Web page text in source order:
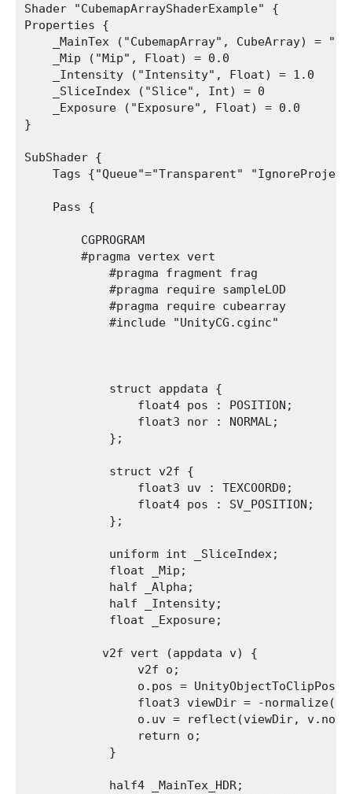
Shader "CubemapArrayShaderExample" {
Properties {
_MainTex ("CubemapArray", CubeArray) = ""
    _Mip ("Mip", Float) = 0.0
    _Intensity ("Intensity", Float) = 1.0
    _SliceIndex ("Slice", Int) = 0
    _Exposure ("Exposure", Float) = 0.0
}
SubShader {
Tags {"Queue"="Transparent"
    Pass {
        CGPROGRAM
        #pragma vertex vert
            #pragma fragment frag
            #pragma require sampleLOD
            #pragma require cubearray
            #include "UnityCG.cginc"
            struct appdata {
                float4 pos : POSITION;
                float3 nor : NORMAL;
            };
            struct v2f {
                float3 uv : TEXCOORD0;
                float4 pos : SV_POSITION;
            };
            uniform int _SliceIndex;
            float _Mip;
            half _Alpha;
            half _Intensity;
            float _Exposure;
           v2f vert (appdata v) {
                v2f o;
o.pos =
float3 viewDir = -
o.uv = reflect(viewDir,
                return o;
            }
            half4 _MainTex_HDR;